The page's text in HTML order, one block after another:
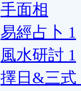
手面相
易經占卜 1
風水研討 1
擇日&三式